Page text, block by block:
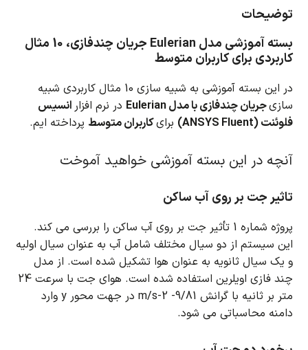
توضیحات
بسته آموزشی مدل Eulerian جریان چندفازی، 10 مثال
کاربردی برای کاربران متوسط
در این بسته آموزشی به شبیه سازی 10 مثال کاربردی شبیه
سازیجریان چندفازی با مدل Eulerian در نرم افزار انسیس
فلوئنت (ANSYS Fluent)
برایکاربران متوسط پرداخته ایم.
آنچه در این بسته آموزشی خواهید آموخت
تاثیر جت بر روی آب ساکن
پروژه شماره 1 تأثیر جت بر روی آب ساکن را بررسی می کند.
این سیستم از دو سیال مختلف شامل آب به عنوان سیال اولیه
و یک سیال ثانویه به عنوان هوا تشکیل شده است. از مدل
چند فازی اویلرین استفاده شده است.
هوای جت با سرعت 24
متر بر ثانیه با گرانش 9/81- m/s-2 در جهت محور y وارد
دامنه محاسباتی می شود.